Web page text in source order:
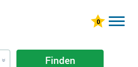
» Finden